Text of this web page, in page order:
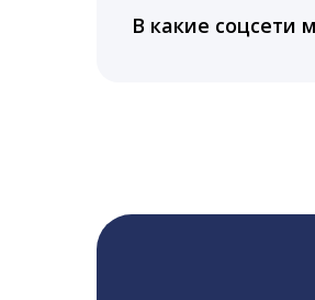
информацию
В какие соцсети